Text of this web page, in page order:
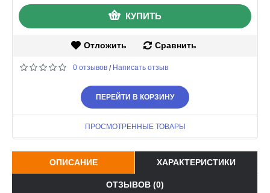
КУПИТЬ
Отложить Сравнить
0 отзывов / Написать отзыв
ПЕРЕЙТИ В КОРЗИНУ
ПРОСМОТРЕННЫЕ ТОВАРЫ
ОПИСАНИЕ ХАРАКТЕРИСТИКИ
ОТЗЫВОВ (0)